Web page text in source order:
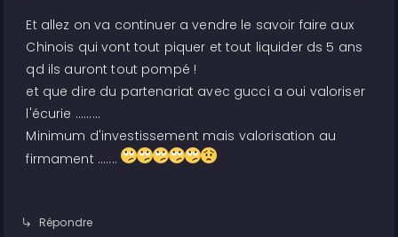
Et allez on va continuer a vendre le savoir faire aux
Chinois qui vont tout piquer et tout liquider ds 5 ans
qd ils auront tout pompé !
et que dire du partenariat avec gucci a oui valoriser
l'écurie .........
Minimum d'investissement mais valorisation au
firmament .......
Répondre